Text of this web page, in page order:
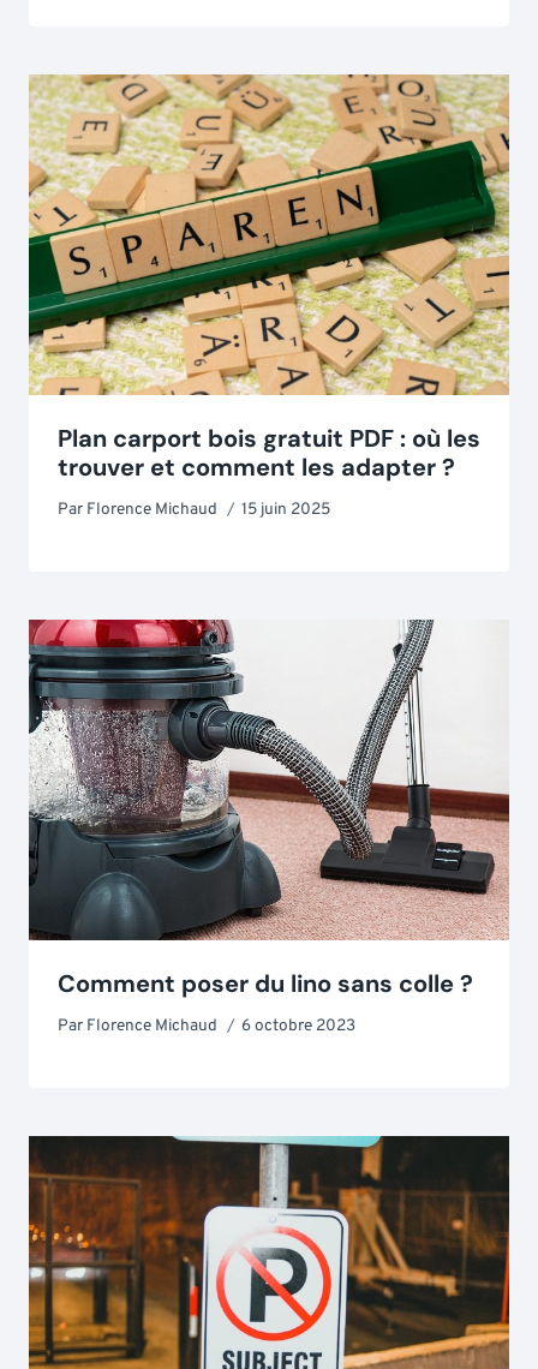
Plan carport bois gratuit PDF : où les
trouver et comment les adapter ?
Par Florence Michaud 15 juin 2025
Comment poser du lino sans colle ?
Par Florence Michaud 6 octobre 2023